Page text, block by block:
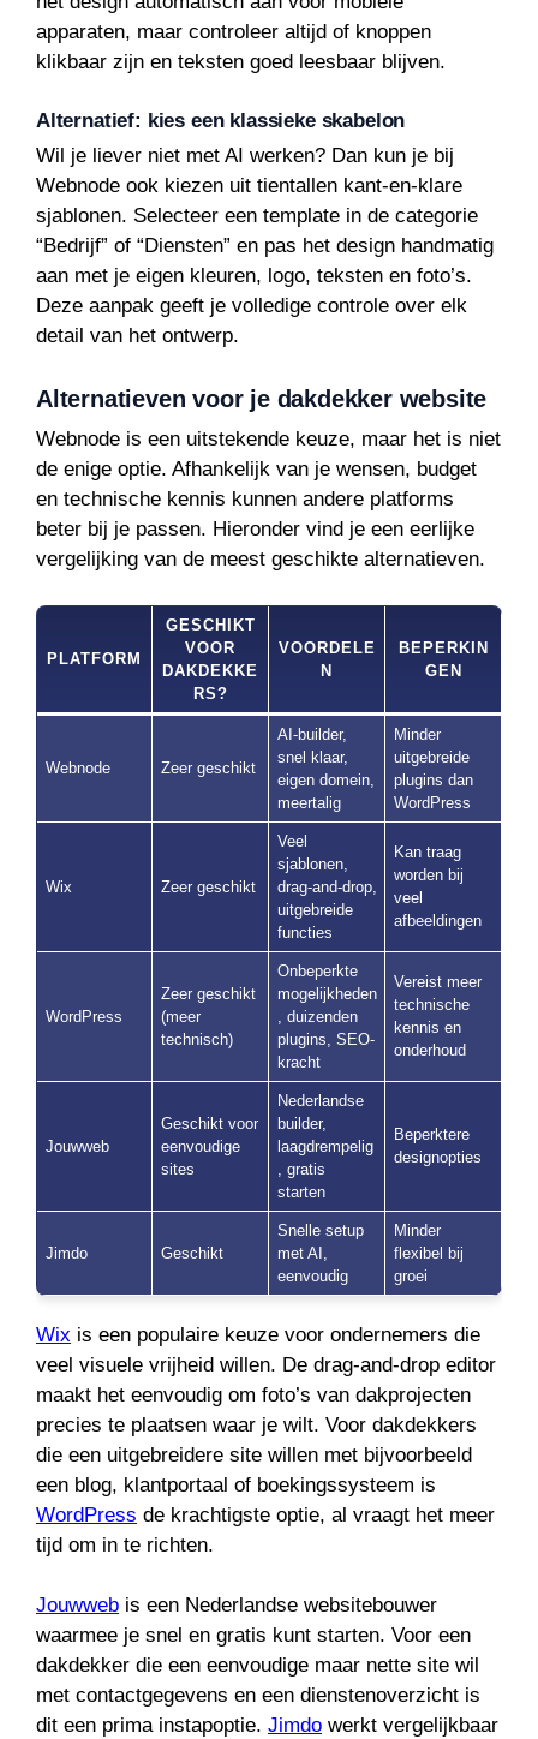
apparaten, maar controleer altijd of knoppen
klikbaar zijn en teksten goed leesbaar blijven.
Alternatief: kies een klassieke skabelon
Wil je liever niet met AI werken? Dan kun je bij
Webnode ook kiezen uit tientallen kant-en-klare
sjablonen. Selecteer een template in de categorie
“Bedrijf” of “Diensten” en pas het design handmatig
aan met je eigen kleuren, logo, teksten en foto’s.
Deze aanpak geeft je volledige controle over elk
detail van het ontwerp.
Alternatieven voor je dakdekker website
Webnode is een uitstekende keuze, maar het is niet
de enige optie. Afhankelijk van je wensen, budget
en technische kennis kunnen andere platforms
beter bij je passen. Hieronder vind je een eerlijke
vergelijking van de meest geschikte alternatieven.
PLATFORM
GESCHIKT
VOOR
DAKDEKKE
RS?
VOORDELE
N
BEPERKIN
GEN
Webnode Zeer geschikt
AI-builder,
snel klaar,
eigen domein,
meertalig
Minder
uitgebreide
plugins dan
WordPress
Wix Zeer geschikt
Veel
sjablonen,
drag-and-drop,
uitgebreide
functies
Kan traag
worden bij
veel
afbeeldingen
WordPress
Zeer geschikt
(meer
technisch)
Onbeperkte
mogelijkheden
, duizenden
plugins, SEO-
kracht
Vereist meer
technische
kennis en
onderhoud
Jouwweb
Geschikt voor
eenvoudige
sites
Nederlandse
builder,
laagdrempelig
, gratis
starten
Beperktere
designopties
Jimdo Geschikt
Snelle setup
met AI,
eenvoudig
Minder
flexibel bij
groei
Wix is een populaire keuze voor ondernemers die
veel visuele vrijheid willen. De drag-and-drop editor
maakt het eenvoudig om foto’s van dakprojecten
precies te plaatsen waar je wilt. Voor dakdekkers
die een uitgebreidere site willen met bijvoorbeeld
een blog, klantportaal of boekingssysteem is
WordPress de krachtigste optie, al vraagt het meer
tijd om in te richten.
Jouwweb is een Nederlandse websitebouwer
waarmee je snel en gratis kunt starten. Voor een
dakdekker die een eenvoudige maar nette site wil
met contactgegevens en een dienstenoverzicht is
dit een prima instapoptie. Jimdo werkt vergelijkbaar